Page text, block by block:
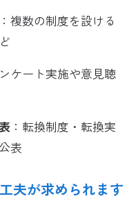
：複数の制度を設ける
ケート実施や意見聴
：転換制度・転換実
表
夫が求められます